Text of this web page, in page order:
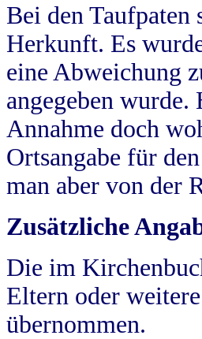
Bei den Taufpaten
Herkunft. Es
eine Abweichung
angegeben
Annahme doch
Ortsangabe für
man aber von der
Zusätzliche
Die im
Eltern oder
übernommen.